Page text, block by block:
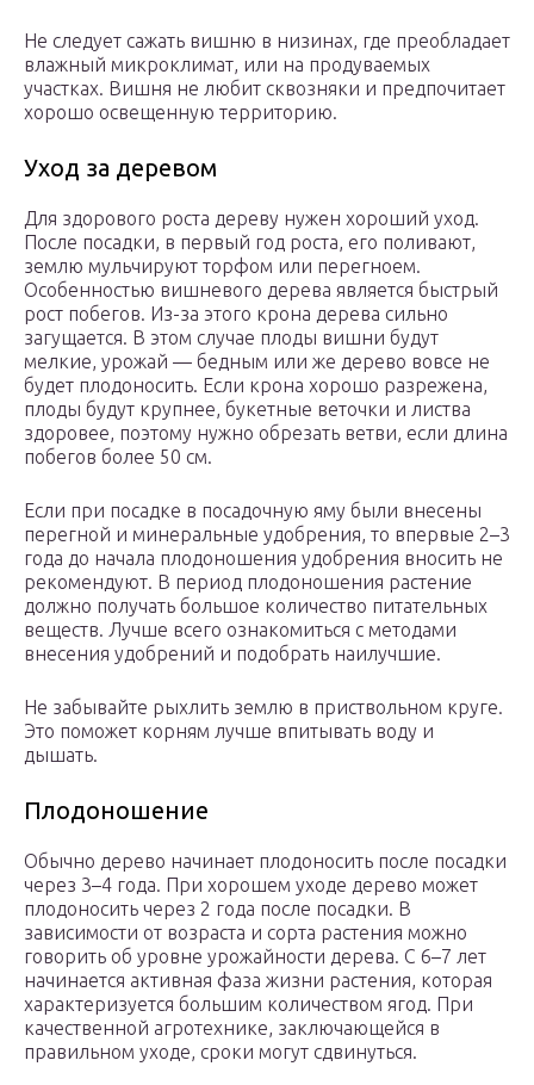
Не следует сажать вишню в низинах, где преобладает
влажный микроклимат, или на продуваемых
участках. Вишня не любит сквозняки и предпочитает
хорошо освещенную территорию.
Уход за деревом
Для здорового роста дереву нужен хороший уход.
После посадки, в первый год роста, его поливают,
землю мульчируют торфом или перегноем.
Особенностью вишневого дерева является быстрый
рост побегов. Из-за этого крона дерева сильно
загущается. В этом случае плоды вишни будут
мелкие, урожай — бедным или же дерево вовсе не
будет плодоносить. Если крона хорошо разрежена,
плоды будут крупнее, букетные веточки и листва
здоровее, поэтому нужно обрезать ветви, если длина
побегов более 50 см.
Если при посадке в посадочную яму были внесены
перегной и минеральные удобрения, то впервые 2–3
года до начала плодоношения удобрения вносить не
рекомендуют. В период плодоношения растение
должно получать большое количество питательных
веществ. Лучше всего ознакомиться с методами
внесения удобрений и подобрать наилучшие.
Не забывайте рыхлить землю в приствольном круге.
Это поможет корням лучше впитывать воду и
дышать.
Плодоношение
Обычно дерево начинает плодоносить после посадки
через 3–4 года. При хорошем уходе дерево может
плодоносить через 2 года после посадки. В
зависимости от возраста и сорта растения можно
говорить об уровне урожайности дерева. С 6–7 лет
начинается активная фаза жизни растения, которая
характеризуется большим количеством ягод. При
качественной агротехнике, заключающейся в
правильном уходе, сроки могут сдвинуться.